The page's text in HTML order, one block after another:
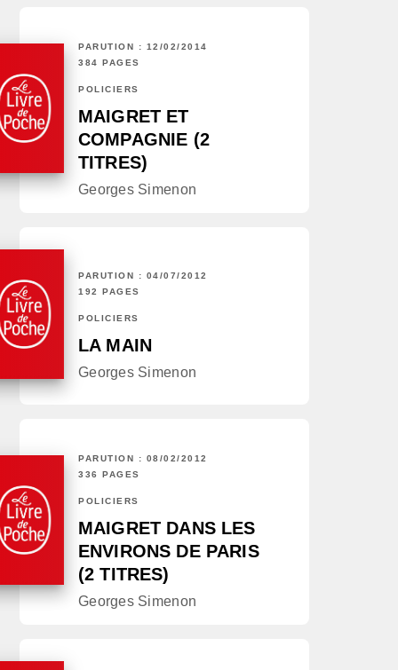
PARUTION : 12/02/2014
384 PAGES
POLICIERS
MAIGRET ET
COMPAGNIE (2
TITRES)
Georges Simenon
PARUTION : 04/07/2012
192 PAGES
POLICIERS
LA MAIN
Georges Simenon
PARUTION : 08/02/2012
336 PAGES
POLICIERS
MAIGRET DANS LES
ENVIRONS DE PARIS
(2 TITRES)
Georges Simenon